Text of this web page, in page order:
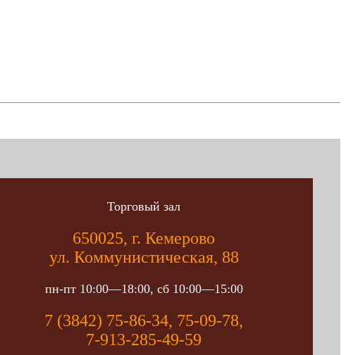
Торговый зал
650025, г. Кемерово
ул. Коммунистическая, 88
пн-пт 10:00—18:00, сб 10:00—15:00
7 (3842) 75-86-34, 75-09-78,
7-913-285-49-59